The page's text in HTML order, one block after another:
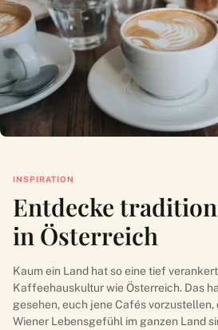
INSPIRATION
Entdecke
in Österreich
Kaum ein Land hat so eine tief
Kaffeehauskultur wie Österreich. Das
gesehen, euch jene Cafés vorzustellen,
Wiener Lebensgefühl im ganzen Land